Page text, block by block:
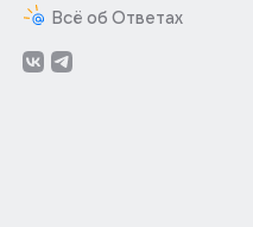
Всё об Ответах